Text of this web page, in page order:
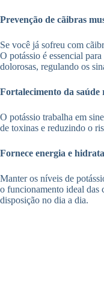
Prevenção de cãibras
Se você já sofreu com
O potássio é essencial
dolorosas, regulando os
Fortalecimento da saúde
O potássio trabalha em
de toxinas e reduzindo o
Fornece energia e
Manter os níveis de
o funcionamento ideal das
disposição no dia a dia.